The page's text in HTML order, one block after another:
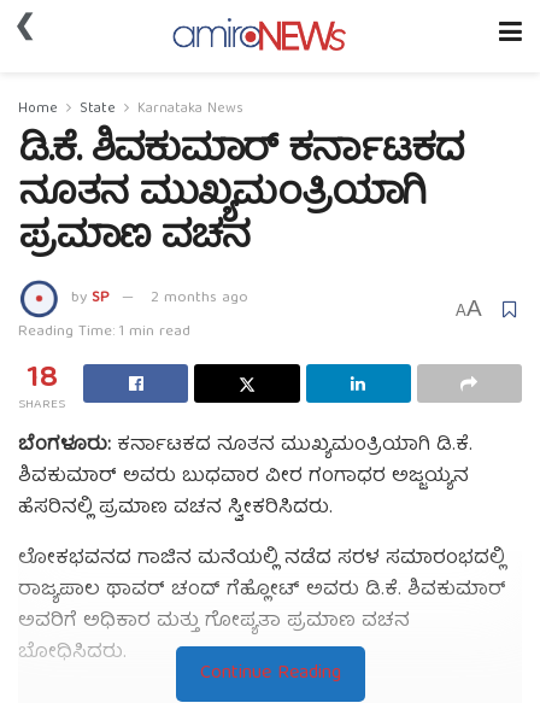
❮
Home State Karnataka News
ಡಿ.ಕೆ. ಶಿವಕುಮಾರ್ ಕರ್ನಾಟಕದ
ನೂತನ ಮುಖ್ಯಮಂತ್ರಿಯಾಗಿ
ಪ್ರಮಾಣ ವಚನ
by SP
2 months ago
Reading Time: 1 min read
AA
18
SHARES
ಬೆಂಗಳೂರು: ಕರ್ನಾಟಕದ ನೂತನ ಮುಖ್ಯಮಂತ್ರಿಯಾಗಿ ಡಿ.ಕೆ.
ಶಿವಕುಮಾರ್ ಅವರು ಬುಧವಾರ ವೀರ ಗಂಗಾಧರ ಅಜ್ಜಯ್ಯನ
ಹೆಸರಿನಲ್ಲಿ ಪ್ರಮಾಣ ವಚನ ಸ್ವೀಕರಿಸಿದರು.
ಲೋಕಭವನದ ಗಾಜಿನ ಮನೆಯಲ್ಲಿ ನಡೆದ ಸರಳ ಸಮಾರಂಭದಲ್ಲಿ
ರಾಜ್ಯಪಾಲ ಥಾವರ್ ಚಂದ್ ಗೆಹ್ಲೋಟ್ ಅವರು ಡಿ.ಕೆ. ಶಿವಕುಮಾರ್
ಅವರಿಗೆ ಅಧಿಕಾರ ಮತ್ತು ಗೋಪ್ಯತಾ ಪ್ರಮಾಣ ವಚನ
ಬೋಧಿಸಿದರು.
Continue Reading